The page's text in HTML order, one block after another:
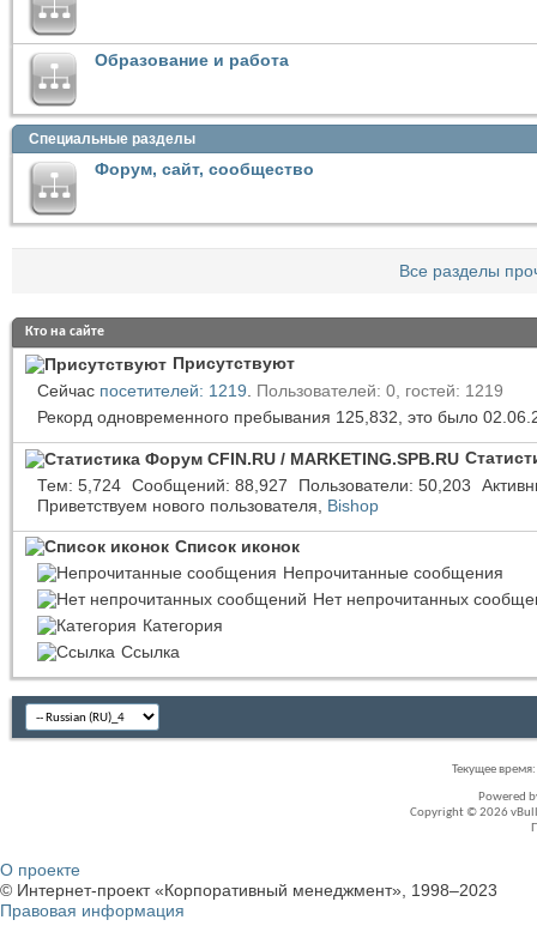
Образование и работа
Специальные разделы
Форум, сайт, сообщество
Все разделы
Кто на сайте
Присутствуют
Сейчас посетителей: 1219
Пользователей: 0, гостей: 1219
Рекорд одновременного пребывания 125,832, это было
Тем 5,724 Сообщений 88,927 Пользователи 50,203
Приветствуем нового пользователя, Bishop
Список иконок
Непрочитанные сообщения
Нет непрочитанных
Категория
Ссылка
Текущее время:
Powered
Copyright © 2026
О проекте
© Интернет-проект «Корпоративный менеджмент», 1998–2023
Правовая информация